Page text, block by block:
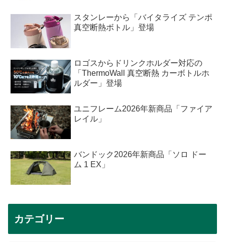
スタンレーから「バイタライズ テンポ
真空断熱ボトル」登場
ロゴスからドリンクホルダー対応の
「ThermoWall 真空断熱 カーボトルホ
ルダー」登場
ユニフレーム2026年新商品「ファイア
レイル」
バンドック2026年新商品「ソロ ドー
ム 1 EX」
カテゴリー